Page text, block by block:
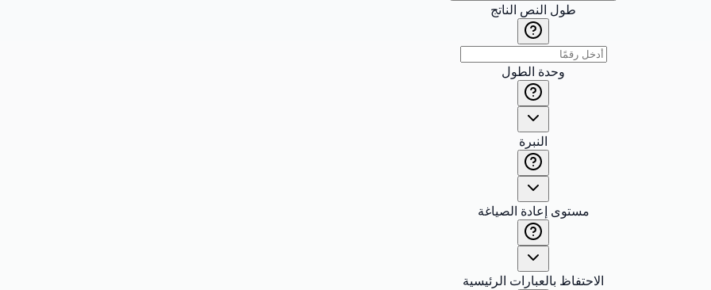
طول النص الناتج
وحدة الطول
النبرة
مستوى إعادة الصياغة
الاحتفاظ بالعبارات الرئيسية